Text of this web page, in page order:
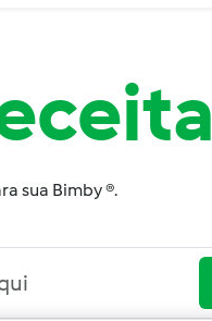
sua Bimby ®.